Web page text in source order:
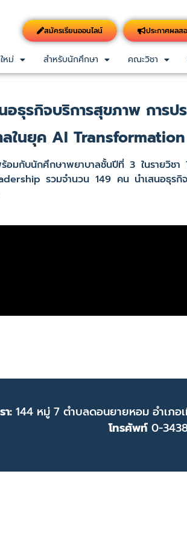
สมัครเรียนออนไลน์ ประกาศผลส
หม่ สำหรับนักศึกษา คณะวิชา
ธุรกิจบริการสุขภาพ การป
ลในยุค AI Transformation
นักศึกษาพยาบาลชั้นปีที่ 3 ในรายวิชา
รวมจำนวน 149 คน นำเสนอธุรกิ
า:144 หมู่ 7 ตำบลดอนยายหอม อำเภ
โทรศัพท์0-